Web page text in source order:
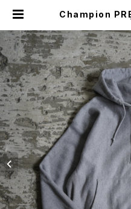
Champion